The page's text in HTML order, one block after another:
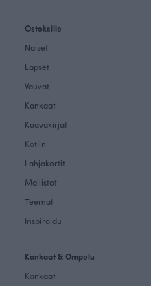
Ostoksille
Naiset
Lapset
Vauvat
Kankaat
Kaavakirjat
Kotiin
Lahjakortit
Mallistot
Teemat
Inspiroidu
Kankaat & Ompelu
Kankaat